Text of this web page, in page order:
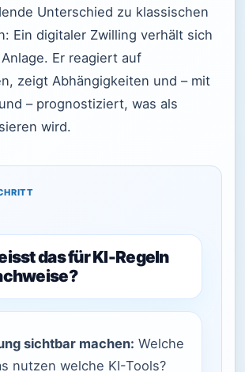
Unterschied zu klassischen
Ein digitaler Zwilling verhält sich
Er reagiert auf
zeigt Abhängigkeiten und – mit
– prognostiziert, was als
wird.
das für KI-Regeln
sichtbar machen: Welche
nutzen welche KI-Tools?